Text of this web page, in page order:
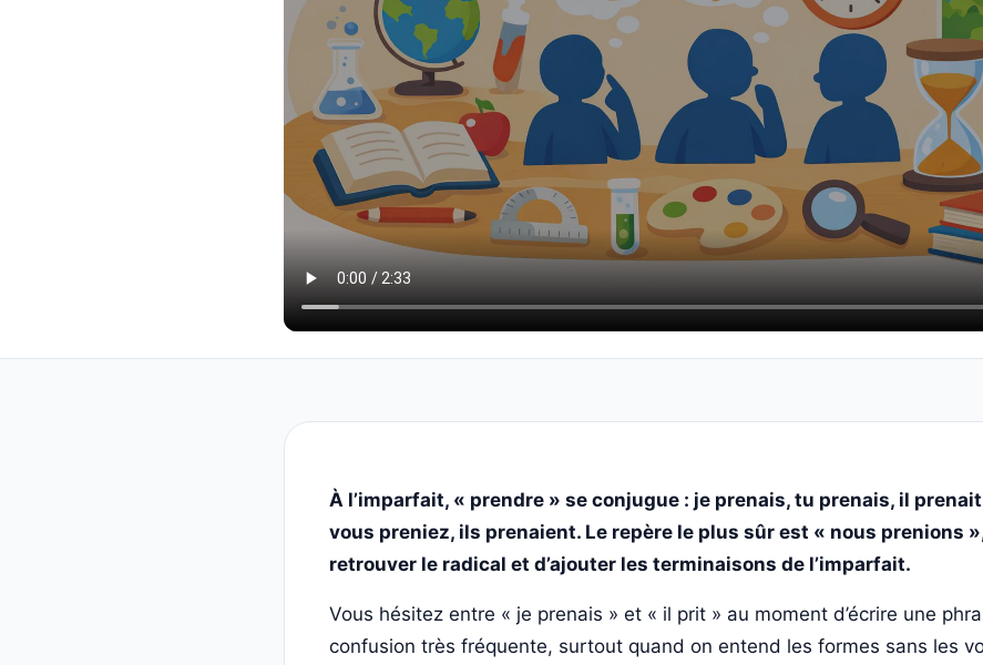
À l’imparfait, « prendre » se conjugue : je prenais, tu prenais, il
vous preniez, ils prenaient. Le repère le plus sûr est « nous prenions
retrouver le radical et d’ajouter les terminaisons de l’imparfait.
Vous hésitez entre « je prenais » et « il prit » au moment d’écrire une
confusion très fréquente, surtout quand on entend les formes sans les